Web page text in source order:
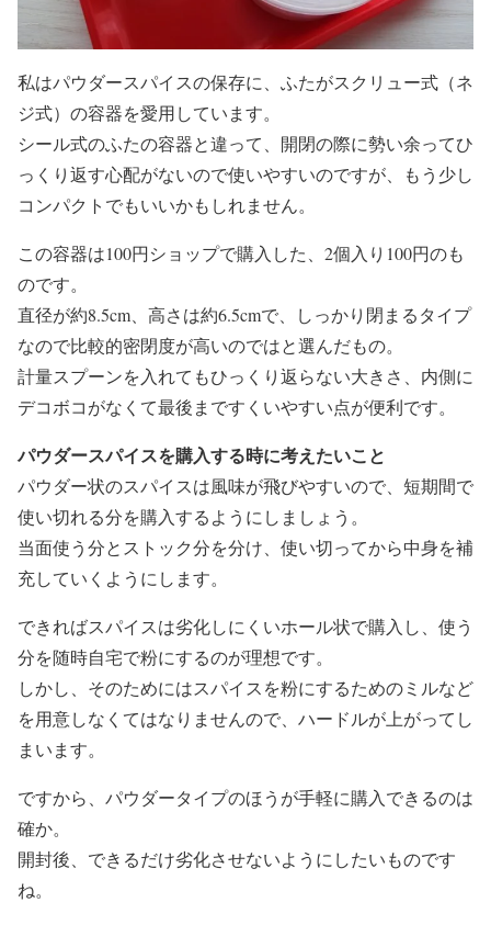
私はパウダースパイスの保存に、ふたがスクリュー式（ネ
ジ式）の容器を愛用しています。
シール式のふたの容器と違って、開閉の際に勢い余ってひ
っくり返す心配がないので使いやすいのですが、もう少し
コンパクトでもいいかもしれません。
この容器は100円ショップで購入した、2個入り100円のも
のです。
直径が約8.5cm、高さは約6.5cmで、しっかり閉まるタイプ
なので比較的密閉度が高いのではと選んだもの。
計量スプーンを入れてもひっくり返らない大きさ、内側に
デコボコがなくて最後まですくいやすい点が便利です。
パウダースパイスを購入する時に考えたいこと
パウダー状のスパイスは風味が飛びやすいので、短期間で
使い切れる分を購入するようにしましょう。
当面使う分とストック分を分け、使い切ってから中身を補
充していくようにします。
できればスパイスは劣化しにくいホール状で購入し、使う
分を随時自宅で粉にするのが理想です。
しかし、そのためにはスパイスを粉にするためのミルなど
を用意しなくてはなりませんので、ハードルが上がってし
まいます。
ですから、パウダータイプのほうが手軽に購入できるのは
確か。
開封後、できるだけ劣化させないようにしたいものです
ね。